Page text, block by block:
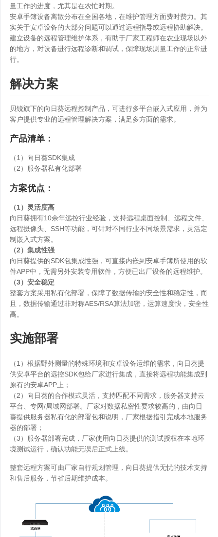
量工作的进度，尤其是在农忙时期。
安卓手簿设备离散分布在全国各地，在维护管理方面费时费力。其
实关于安卓设备的大部分问题可以通过远程指导或远程协助解决。
建立设备的远程管理维护体系，有助于厂家工程师在农业现场以外
的地方，对设备进行远程诊断和调试，保障现场测量工作的正常进
行。
解决方案
贝锐旗下的向日葵远程控制产品，可进行多平台嵌入式应用，并为
客户提供专业的远程管理解决方案，满足多方面的需求。
产品清单：
（1）向日葵SDK集成
（2）服务器私有化部署
方案优点：
（1）灵活度高
向日葵拥有10余年远控行业经验，支持远程桌面控制、远程文件、
远程摄像头、SSH等功能，可针对不同行业不同场景需求，灵活定
制嵌入式方案。
（2）集成性强
向日葵提供的SDK包集成性强，可直接内嵌到安卓手簿所使用的软
件APP中，无需另外安装专用软件，方便已出厂设备的远程维护。
（3）安全稳定
整套方案采用私有化部署，保障了数据传输的安全性和稳定性，而
且，数据传输通过非对称AES/RSA算法加密，运算速度快，安全性
高。
实施部署
（1）根据野外测量的特殊环境和安卓设备运维的需求，向日葵提
供安卓平台的远控SDK包给厂家进行集成，直接将远程功能集成到
原有的安卓APP上；
（2）向日葵的合作模式灵活，支持匹配不同需求，服务器支持云
平台、专网/局域网部署。厂家对数据私密性要求较高的，由向日
葵提供服务器私有化的部署包和说明，厂家根据指引完成本地服务
器的部署；
（3）服务器部署完成，厂家使用向日葵提供的测试授权在本地环
境测试运行，确认功能无误后正式上线。
整套远程方案可由厂家自行规划管理，向日葵提供无忧的技术支持
和售后服务，节省后期维护成本。